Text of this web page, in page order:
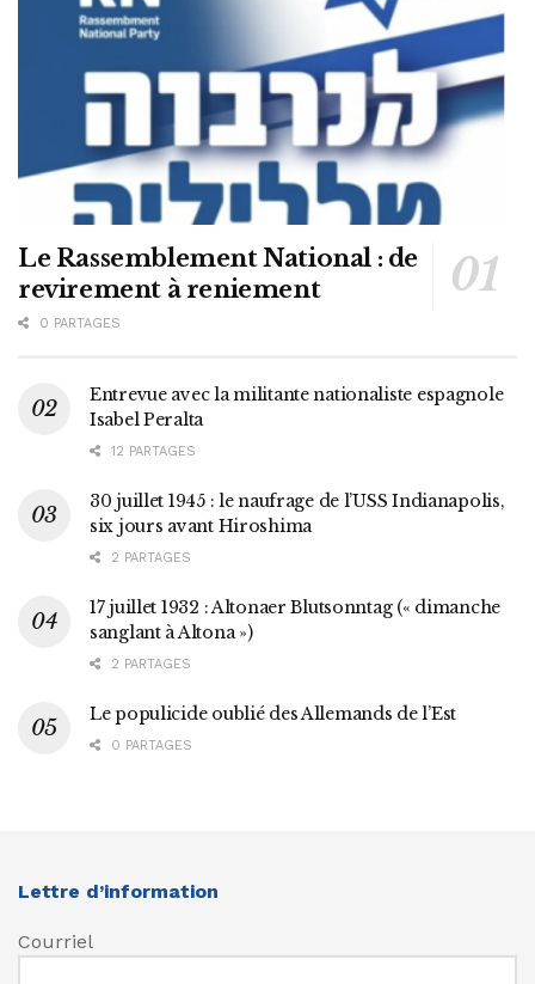
Le Rassemblement National : de
revirement à reniement
0 PARTAGES
Entrevue avec la militante nationaliste espagnole
Isabel Peralta
12 PARTAGES
30 juillet 1945 : le naufrage de l’USS Indianapolis,
six jours avant Hiroshima
2 PARTAGES
17 juillet 1932 : Altonaer Blutsonntag (« dimanche
sanglant à Altona »)
2 PARTAGES
Le populicide oublié des Allemands de l’Est
0 PARTAGES
Lettre d’information
Courriel